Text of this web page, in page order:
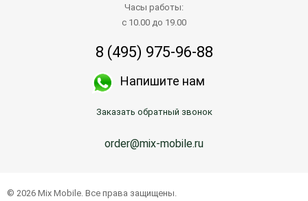
Часы работы:
с 10.00 до 19.00
8 (495) 975-96-88
Напишите нам
Заказать обратный звонок
order@mix-mobile.ru
© 2026 Mix Mobile. Все права защищены.